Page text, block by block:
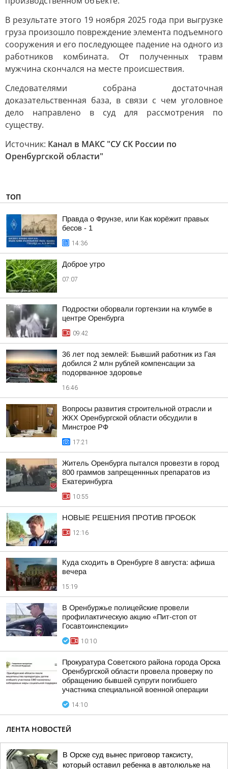
В результате этого 19 ноября 2025 года при выгрузке
груза произошло повреждение элемента подъемного
сооружения и его последующее падение на одного из
работников комбината. От полученных травм
мужчина скончался на месте происшествия.
Следователями собрана достаточная
доказательственная база, в связи с чем уголовное
дело направлено в суд для рассмотрения по
существу.
Источник: Канал в МАКС "СУ СК России по
Оренбургской области"
ТОП
Правда о Фрунзе, или Как корёжит правых
бесов - 1
14:36
Доброе утро
07:07
Подростки оборвали гортензии на клумбе в
центре Оренбурга
09:42
36 лет под землей: Бывший работник из Гая
добился 2 млн рублей компенсации за
подорванное здоровье
16:46
Вопросы развития строительной отрасли и
ЖКХ Оренбургской области обсудили в
Минстрое РФ
17:21
Житель Оренбурга пытался провезти в город
800 граммов запрещеннных препаратов из
Екатеринбурга
10:55
НОВЫЕ РЕШЕНИЯ ПРОТИВ ПРОБОК
12:16
Куда сходить в Оренбурге 8 августа: афиша
вечера
15:19
В Оренбуржье полицейские провели
профилактическую акцию «Пит-стоп от
Госавтоинспекции»
10:10
Прокуратура Советского района города Орска
Оренбургской области провела проверку по
обращению бывшей супруги погибшего
участника специальной военной операции
14:10
ЛЕНТА НОВОСТЕЙ
В Орске суд вынес приговор таксисту,
который оставил ребенка в автолюльке на